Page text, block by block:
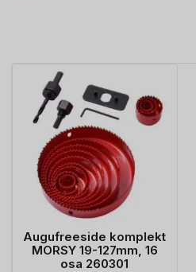
Augufreeside komplekt
MORSY 19-127mm, 16
osa 260301